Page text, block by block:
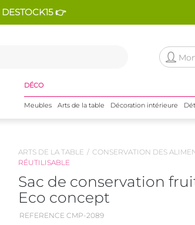
👉
DÉCO
Meubles Arts de la table Décoration intérieure
ARTS DE LA TABLE CONSERVATION DES
RÉUTILISABLE
Sac de conservation
Eco concept
REFERENCE CMP-2089